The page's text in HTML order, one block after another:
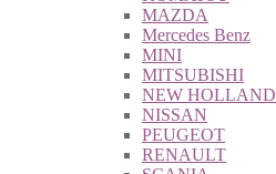
MAZDA
Mercedes Benz
MINI
MITSUBISHI
NEW HOLLAND
NISSAN
PEUGEOT
RENAULT